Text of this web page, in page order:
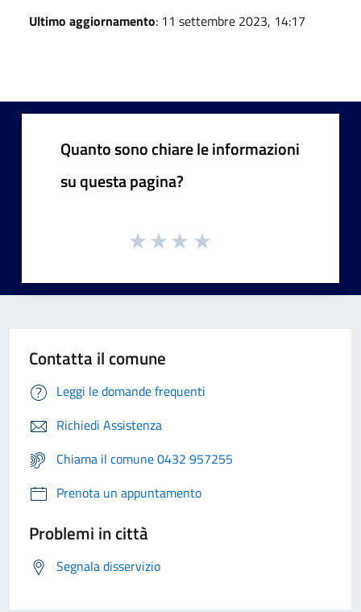
Ultimo aggiornamento: 11 settembre 2023, 14:17
Quanto sono chiare le informazioni
su questa pagina?
Contatta il comune
Leggi le domande frequenti
Richiedi Assistenza
Chiama il comune 0432 957255
Prenota un appuntamento
Problemi in città
Segnala disservizio